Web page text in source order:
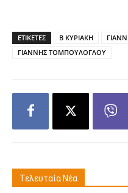
ΕΤΙΚΕΤΕΣ Β ΚΥΡΙΑΚΗ
ΓΙΑΝΝΗΣ ΤΟΜΠΟΥΛΟΓΛΟΥ
Τελευταία Νέα